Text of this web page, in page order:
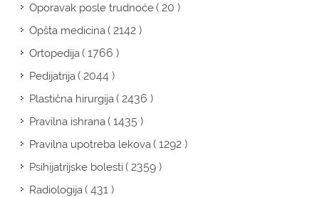
Oporavak posle trudnoće( 20 )
Opšta medicina( 2142 )
Ortopedija( 1766 )
Pedijatrija( 2044 )
Plastična hirurgija( 2436 )
Pravilna ishrana( 1435 )
Pravilna upotreba lekova( 1292 )
Psihijatrijske bolesti( 2359 )
Radiologija( 431 )